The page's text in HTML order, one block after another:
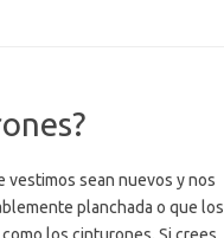
vestimos sean nuevos y nos
planchada o que los